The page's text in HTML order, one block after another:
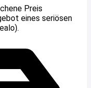
Preis
eines seriösen